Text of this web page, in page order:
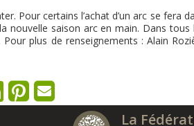
Pour certains l’achat d’un arc se fera
nouvelle saison arc en main. Dans tous
plus de renseignements : Alain
La